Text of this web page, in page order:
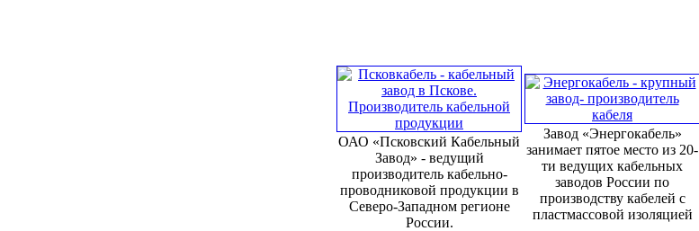
ОАО «Псковский Кабельный
Завод» - ведущий
производитель кабельно-
проводниковой продукции в
Северо-Западном регионе
России.
Завод «Энергокабель»
занимает пятое место из 20-
ти ведущих кабельных
заводов России по
производству кабелей с
пластмассовой изоляцией